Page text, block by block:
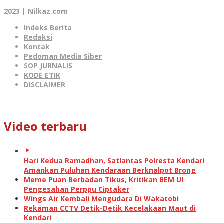
2023 | Nilkaz.com
Indeks Berita
Redaksi
Kontak
Pedoman Media Siber
SOP JURNALIS
KODE ETIK
DISCLAIMER
Video terbaru
Hari Kedua Ramadhan, Satlantas Polresta Kendari
Amankan Puluhan Kendaraan Berknalpot Brong
Meme Puan Berbadan Tikus, Kritikan BEM UI
Pengesahan Perppu Ciptaker
Wings Air Kembali Mengudara Di Wakatobi
Rekaman CCTV Detik-Detik Kecelakaan Maut di
Kendari